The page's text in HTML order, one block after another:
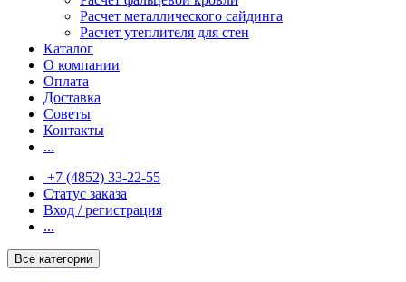
Расчет металлического сайдинга
Расчет утеплителя для стен
Каталог
О компании
Оплата
Доставка
Советы
Контакты
...
+7 (4852) 33-22-55
Статус заказа
Вход / регистрация
...
Все категории